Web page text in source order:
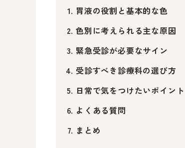
胃液の役割と基本的な色
色別に考えられる主な原因
緊急受診が必要なサイン
受診すべき診療科の選び方
日常で気をつけたいポイント
よくある質問
まとめ